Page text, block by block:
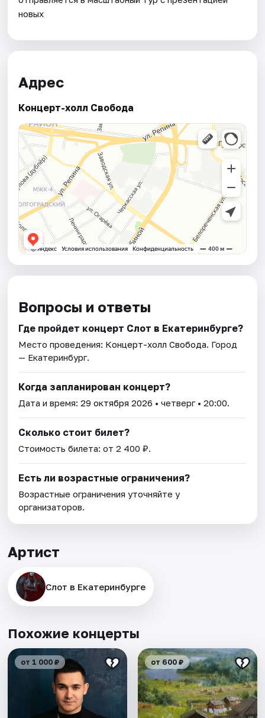
новых
Адрес
Концерт-холл Свобода
Вопросы и ответы
Где пройдет концерт Слот в Екатеринбурге?
Место проведения: Концерт-холл Свобода. Город
— Екатеринбург.
Когда запланирован концерт?
Дата и время:29 октября 2026 • четверг • 20:00.
Сколько стоит билет?
Стоимость билета: от 2 400 ₽.
Есть ли возрастные ограничения?
Возрастные ограничения уточняйте у
организаторов.
Артист
Слот в Екатеринбурге
Похожие концерты
от 1 000 ₽ от 600 ₽